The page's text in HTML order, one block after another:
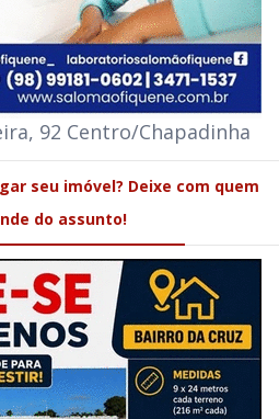
92 Centro/Chapadinha
seu imóvel? Deixe com quem
do assunto!